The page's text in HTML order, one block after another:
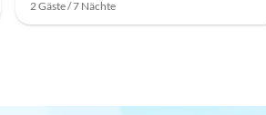
2 Gäste / 7 Nächte